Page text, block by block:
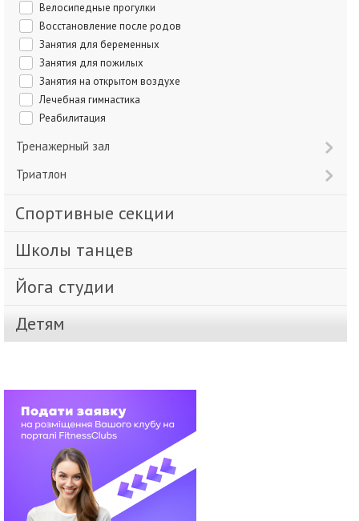
Велосипедные прогулки
Восстановление после родов
Занятия для беременных
Занятия для пожилых
Занятия на открытом воздухе
Лечебная гимнастика
Реабилитация
Тренажерный зал
Триатлон
Спортивные секции
Школы танцев
Йога студии
Детям